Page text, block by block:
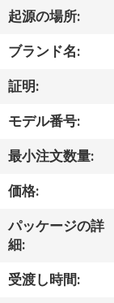
ビ
デ
オ
わ
た
し
起源の場所:
ブランド名:
証明:
モデル番号:
最小注文数量:
価格:
パッケージの詳
細:
受渡し時間: